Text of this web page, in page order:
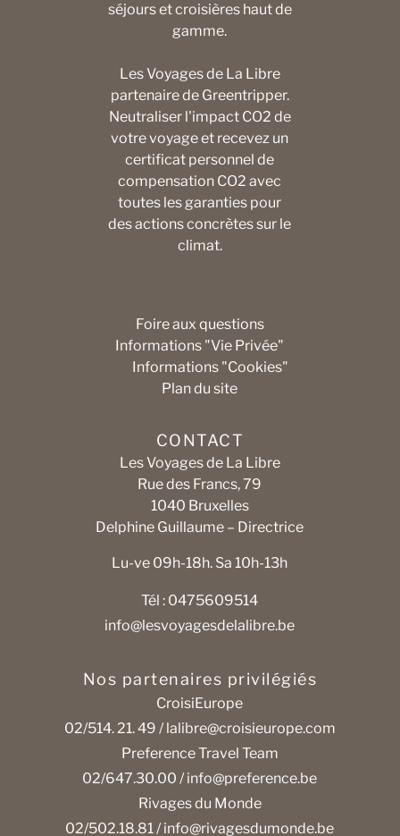
CONTACT
Les Voyages de La Libre
Rue des Francs, 79
1040 Bruxelles
Delphine Guillaume – Directrice
Lu-ve 09h-18h. Sa 10h-13h
Tél : 0475609514
info@lesvoyagesdelalibre.be
Nos partenaires privilégiés
CroisiEurope
02/514. 21. 49 / lalibre@croisieurope.com
Preference Travel Team
02/647.30.00 /info@preference.be
Rivages du Monde
02/502.18.81 /info@rivagesdumonde.be
séjours et croisières haut de
gamme.
Les Voyages de La Libre
partenaire de Greentripper.
Neutraliser l'impact CO2 de
votre voyage et recevez un
certificat personnel de
compensation CO2 avec
toutes les garanties pour
des actions concrètes sur le
climat.
Foire aux questions
Informations "Vie Privée"
Informations "Cookies"
Plan du site